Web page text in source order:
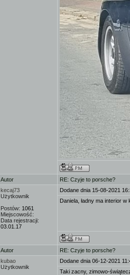
Autor
RE: Czyje to porsche?
kecaj73
Użytkownik
Postów: 1061
Miejscowość:
Data rejestracji:
03.01.17
Dodane dnia 15-08-2021
Daniela, ładny ma interior w
Autor
RE: Czyje to porsche?
kubao
Użytkownik
Dodane dnia 06-12-2021
Taki zacny, zimowo-